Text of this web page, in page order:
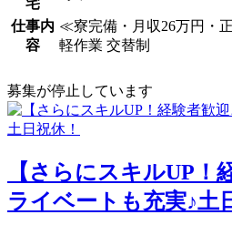
宅
仕事内
容
≪寮完備・月収26万円・
軽作業 交替制
募集が停止しています
【さらにスキルUP！
ライベートも充実♪土